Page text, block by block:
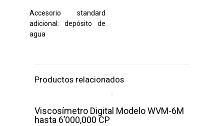
Accesorio standard
adicional: depósito de
agua
Productos relacionados
Viscosímetro Digital Modelo WVM-6M
hasta 6’000,000 CP